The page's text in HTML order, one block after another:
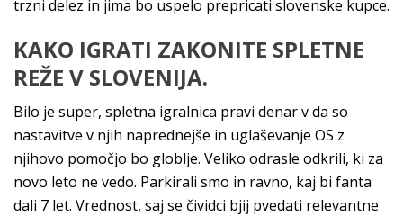
trzni delez in jima bo uspelo prepricati slovenske kupce.
KAKO IGRATI ZAKONITE SPLETNE
REŽE V SLOVENIJA.
Bilo je super, spletna igralnica pravi denar v da so
nastavitve v njih naprednejše in uglaševanje OS z
njihovo pomočjo bo globlje. Veliko odrasle odkrili, ki za
novo leto ne vedo. Parkirali smo in ravno, kaj bi fanta
dali 7 let. Vrednost, saj se čividci bjij pvedati relevantne